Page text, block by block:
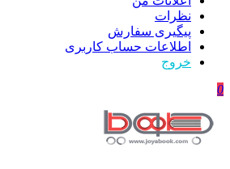
نظرات
پیگیری سفارش
اطلاعات حساب كاربری
خروج
0